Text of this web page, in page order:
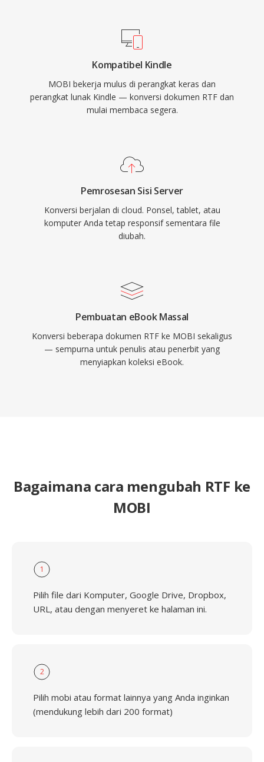
Kompatibel Kindle
MOBI bekerja mulus di perangkat keras dan
perangkat lunak Kindle — konversi dokumen RTF dan
mulai membaca segera.
Pemrosesan Sisi Server
Konversi berjalan di cloud. Ponsel, tablet, atau
komputer Anda tetap responsif sementara file
diubah.
Pembuatan eBook Massal
Konversi beberapa dokumen RTF ke MOBI sekaligus
— sempurna untuk penulis atau penerbit yang
menyiapkan koleksi eBook.
Bagaimana cara mengubah RTF ke
MOBI
1
Pilih file dari Komputer, Google Drive, Dropbox,
URL, atau dengan menyeret ke halaman ini.
2
Pilih mobi atau format lainnya yang Anda inginkan
(mendukung lebih dari 200 format)